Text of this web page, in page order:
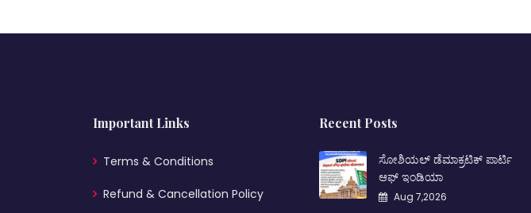
Important Links
Terms & Conditions
Refund & Cancellation Policy
Recent Posts
ಸೋಶಿಯಲ್ ಡೆಮಾಕ್ರಟಿಕ್ ಪಾರ್ಟಿ
ಆಫ್ ಇಂಡಿಯಾ
Aug 7,2026